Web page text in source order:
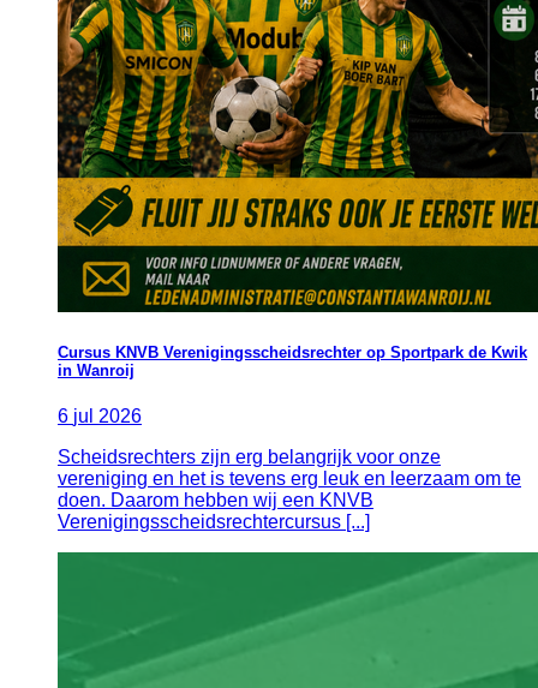
Cursus KNVB Verenigingsscheidsrechter op Sportpark de Kwik
in Wanroij
6 jul 2026
Scheidsrechters zijn erg belangrijk voor onze
vereniging en het is tevens erg leuk en leerzaam om te
doen. Daarom hebben wij een KNVB
Verenigingsscheidsrechtercursus [...]